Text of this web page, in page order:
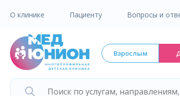
О клинике Пациенту Вопросы и
Взрослым